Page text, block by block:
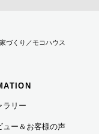
づくり／モコハウス
ラリー
ュー＆お客様の声